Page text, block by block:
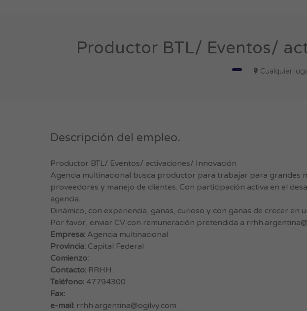
Productor BTL/ Eventos/
Cualquier
Descripción del empleo.
Productor BTL/ Eventos/ activaciones/ Innovación
Agencia multinacional busca productor para trabajar para grandes
proveedores y manejo de clientes. Con participación activa en el
agencia.
Dinámico, con experiencia, ganas, curioso y con ganas de crecer en
Por favor, enviar CV con remuneración pretendida a
Empresa: Agencia multinacional
Provincia: Capital Federal
Comienzo:
Contacto: RRHH
Teléfono: 47794300
Fax:
e-mail: rrhh.argentina@ogilvy.com